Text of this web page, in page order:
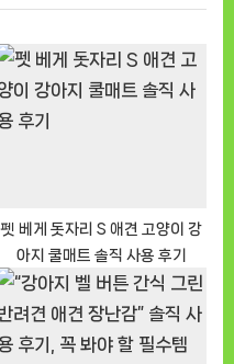
펫 베게 돗자리 S 애견 고양이 강
아지 쿨매트 솔직 사용 후기